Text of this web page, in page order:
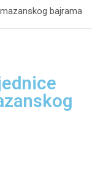
bajrama